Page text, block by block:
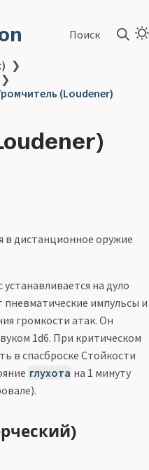
Поиск
❯
❯
(Loudener)
в дистанционное оружие
на дуло
пневматические импульсы и
громкости атак. Он
1d6. При критическом
в спасброске Стойкости
глухота на 1 минуту